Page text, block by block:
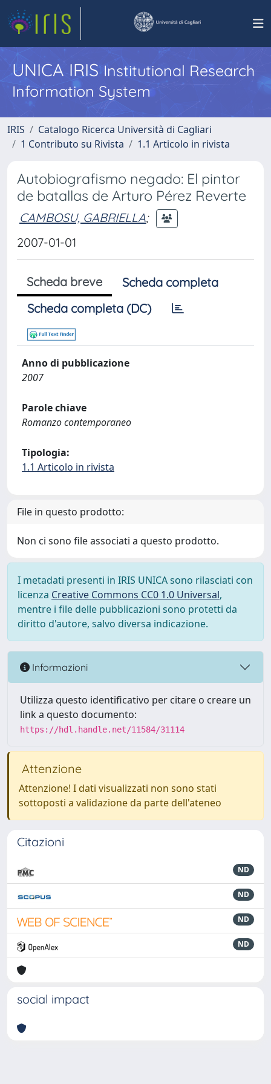
UNICA IRISInstitutional Research
Information System
IRIS
Catalogo Ricerca Università di Cagliari
1 Contributo su Rivista
1.1 Articolo in rivista
Autobiografismo negado: El pintor
de batallas de Arturo Pérez Reverte
CAMBOSU, GABRIELLA;
2007-01-01
Scheda breve
Scheda completa
Scheda completa (DC)
Anno di pubblicazione
2007
Parole chiave
Romanzo contemporaneo
Tipologia:
1.1 Articolo in rivista
File in questo prodotto:
Non ci sono file associati a questo prodotto.
I metadati presenti in IRIS UNICA sono rilasciati con
licenza Creative Commons CC0 1.0 Universal,
mentre i file delle pubblicazioni sono protetti da
diritto d'autore, salvo diversa indicazione.
Informazioni
Utilizza questo identificativo per citare o creare un
link a questo documento:
https://hdl.handle.net/11584/31114
Attenzione
Attenzione! I dati visualizzati non sono stati
sottoposti a validazione da parte dell'ateneo
Citazioni
ND
ND
ND
ND
social impact